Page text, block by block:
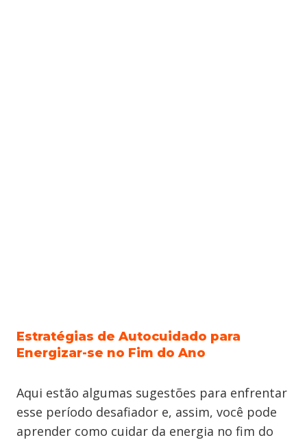
Estratégias de Autocuidado para
Energizar-se no Fim do Ano
Aqui estão algumas sugestões para enfrentar
esse período desafiador e, assim, você pode
aprender como cuidar da energia no fim do